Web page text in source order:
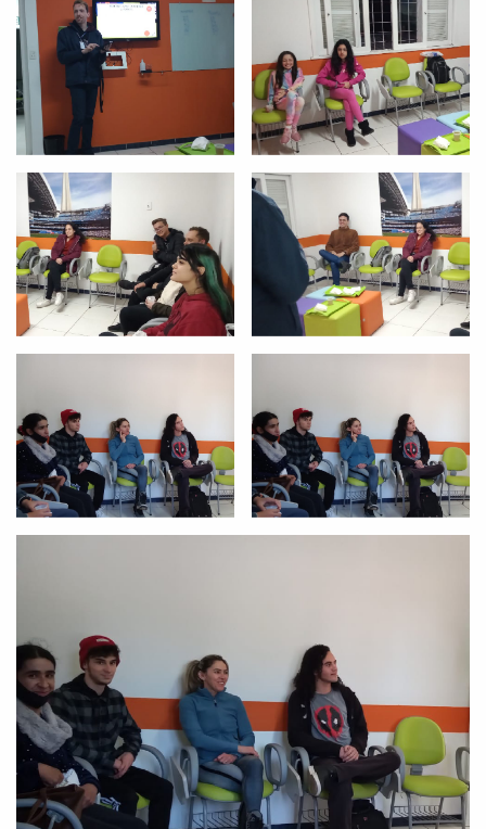
Você é aluno inFlux?
VOLTAR